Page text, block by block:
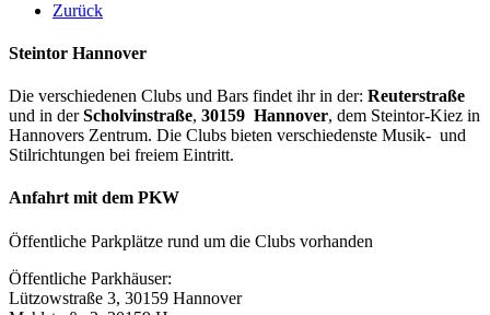
Zurück
Steintor Hannover
Die verschiedenen Clubs und Bars findet ihr in der: Reuterstraße
und in derScholvinstraße, 30159 Hannover, dem Steintor-Kiez in
Hannovers Zentrum. Die Clubs bieten verschiedenste Musik- und
Stilrichtungen bei freiem Eintritt.
Anfahrt mit dem PKW
Öffentliche Parkplätze rund um die Clubs vorhanden
Öffentliche Parkhäuser:
Lützowstraße 3, 30159 Hannover